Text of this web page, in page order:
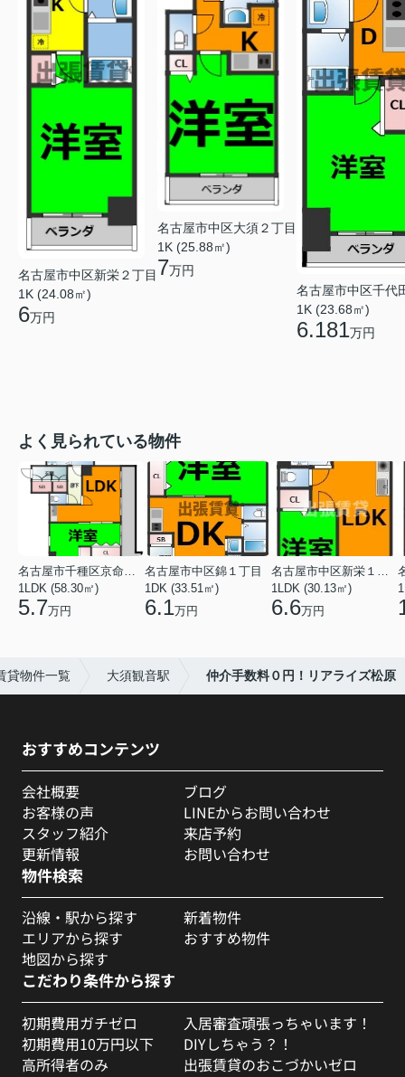
名古屋市中区新栄２丁目
1K (24.08㎡)
6万円
名古屋市中区大須２丁目
1K (25.88㎡)
7万円
名古屋市中区千代
1K (23.68㎡)
6.181万円
よく見られている物件
名古屋市千種区京命１丁目
1LDK (58.30㎡)
5.7万円
名古屋市中区錦１丁目
1DK (33.51㎡)
6.1万円
名古屋市中区新栄１丁目
1LDK (30.13㎡)
6.6万円
貸物件一覧 大須観音駅 仲介手数料０円！リアライズ松原
おすすめコンテンツ
会社概要
お客様の声
スタッフ紹介
更新情報
ブログ
LINEからお問い合わせ
来店予約
お問い合わせ
物件検索
沿線・駅から探す
エリアから探す
地図から探す
新着物件
おすすめ物件
こだわり条件から探す
初期費用ガチゼロ
初期費用10万円以下
高所得者のみ
入居審査頑張っちゃいます！
DIYしちゃう？！
出張賃貸のおこづかいゼロ